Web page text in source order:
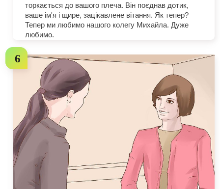
торкається до вашого плеча. Він поєднав дотик,
ваше ім'я і щире, зацікавлене вітання. Як тепер?
Тепер ми любимо нашого колегу Михайла. Дуже
любимо.